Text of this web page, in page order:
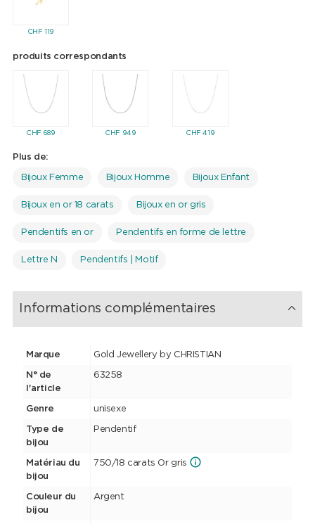
CHF119
produits correspondants
CHF 689 CHF949 CHF419
Plus de:
Bijoux Femme Bijoux Homme Bijoux Enfant
Bijoux en or 18 carats Bijoux en or gris
Pendentifs en or Pendentifs en forme de lettre
Lettre N Pendentifs | Motif
Informations complémentaires
Marque Gold Jewellery by CHRISTIAN
N° de
l'article
63258
Genre unisexe
Type de
bijou
Pendentif
Matériau du
bijou
750/18 carats Or gris
Couleur du
bijou
Argent